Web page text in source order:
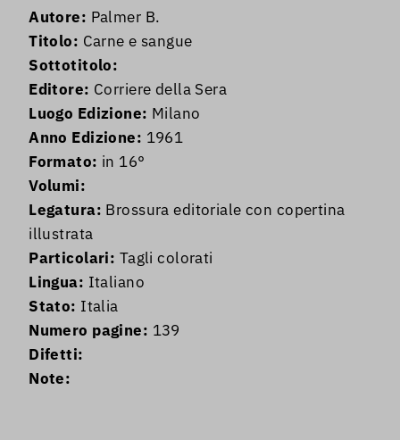
Autore: Palmer B.
Titolo: Carne e sangue
Sottotitolo:
Editore: Corriere della Sera
Luogo Edizione: Milano
Anno Edizione: 1961
Formato: in 16°
Volumi:
Legatura: Brossura editoriale con copertina
illustrata
Particolari: Tagli colorati
Lingua: Italiano
Stato: Italia
Numero pagine: 139
Difetti:
Note: